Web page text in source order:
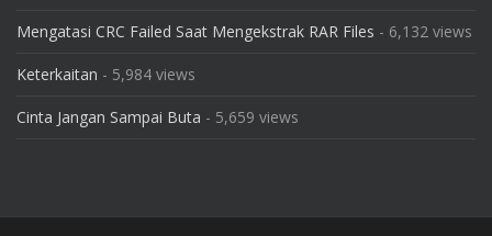
Mengatasi CRC Failed Saat Mengekstrak RAR Files - 6,132 views
Keterkaitan - 5,984 views
Cinta Jangan Sampai Buta - 5,659 views